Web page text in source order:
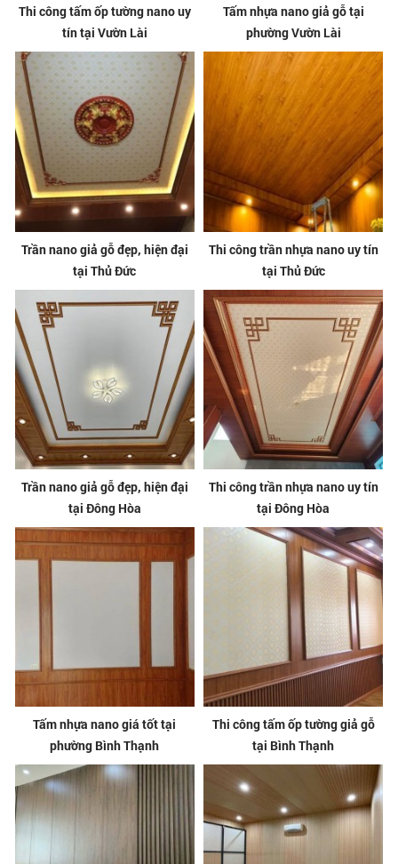
Thi công tấm ốp tường nano uy
tín tại Vườn Lài
Tấm nhựa nano giả gỗ tại
phường Vườn Lài
Trần nano giả gỗ đẹp, hiện đại
tại Thủ Đức
Thi công trần nhựa nano uy tín
tại Thủ Đức
Trần nano giả gỗ đẹp, hiện đại
tại Đông Hòa
Thi công trần nhựa nano uy tín
tại Đông Hòa
Tấm nhựa nano giá tốt tại
phường Bình Thạnh
Thi công tấm ốp tường giả gỗ
tại Bình Thạnh